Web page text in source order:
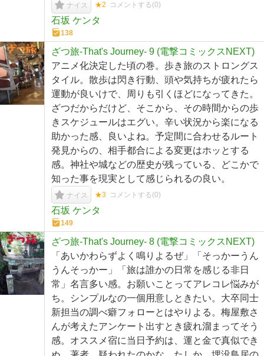
ナイス ★2 コメントする(0)
石坂 ケンタ
138
ざつ旅-That's Journey- 9 (電撃コミックスNEXT)
アニメ化決定した頃の巻。歩き旅のストロングス
タイル。散歩は閃き行動、頭や気持ちが疲れたら
運動が良いけで、周りも引くほどになってきた。
ざつだからだけど、そこから、その時間からの歩
きスケジュールはエグい。辛い状況から楽になる
助かった感、良いよね。予定間に合わせるルート
発見からの、相手都合による変更はホッとする
感。神社や城などの歴史が残っている、どこかで
知った事を現実として感じられるの良い。
ナイス ★3 コメントする(0)
石坂 ケンタ
149
ざつ旅-That's Journey- 8 (電撃コミックスNEXT)
「あいかわらずよく鳴りよるぜ」「そっかーうん
うんそっかー」「旅は誰かの日常を感じる非日
常」名言多い感。お願いことってアレコレ悩みが
ち。シンプルなの一個用意しときたい。大卒同士
新担当の調べ癖フォローとはやりよる。梅屋敷さ
んが考えたアンケート出すとき疲れ溜まってそう
感。オススメ宿に当日予約は、運と金で真似でき